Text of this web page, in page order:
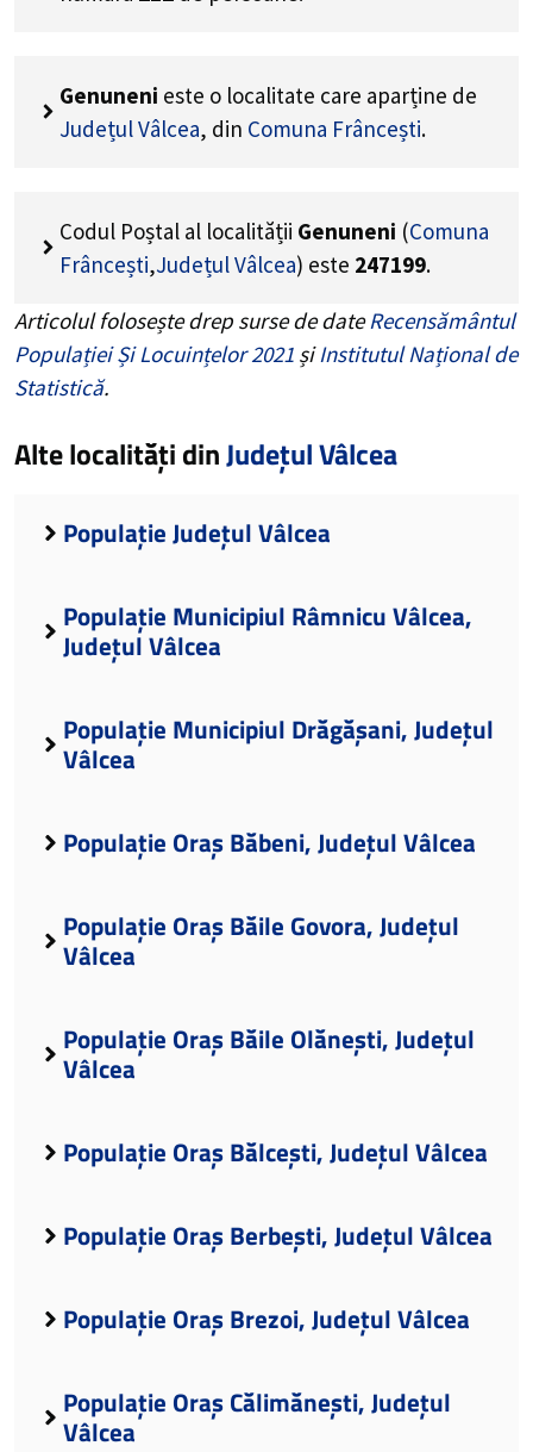
Genuneni este o localitate care aparține de
Județul Vâlcea, din Comuna Frâncești.
Codul Poștal al localității Genuneni (Comuna
Frâncești,Județul Vâlcea) este 247199.
Articolul folosește drep surse de dateRecensământul
Populației Și Locuințelor 2021 șiInstitutul Național de
Statistică.
Alte localități dinJudețul Vâlcea
Populație Județul Vâlcea
Populație Municipiul Râmnicu Vâlcea,
Județul Vâlcea
Populație Municipiul Drăgășani, Județul
Vâlcea
Populație Oraș Băbeni, Județul Vâlcea
Populație Oraș Băile Govora, Județul
Vâlcea
Populație Oraș Băile Olănești, Județul
Vâlcea
Populație Oraș Bălcești, Județul Vâlcea
Populație Oraș Berbești, Județul Vâlcea
Populație Oraș Brezoi, Județul Vâlcea
Populație Oraș Călimănești, Județul
Vâlcea